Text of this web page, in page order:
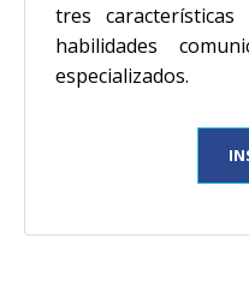
tres
habilidades
especializados.